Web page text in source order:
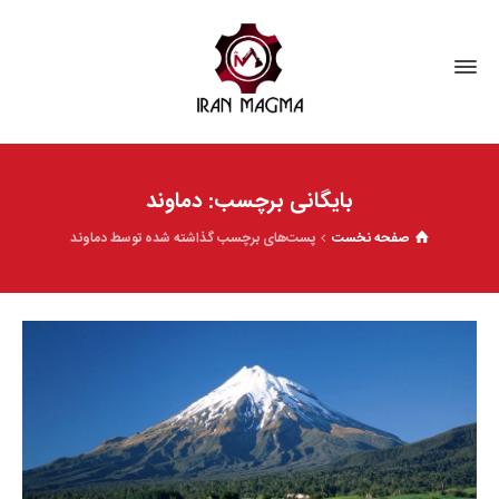
بایگانی برچسب: دماوند
صفحه نخست پست‌های برچسب گذاشته شده توسط دماوند